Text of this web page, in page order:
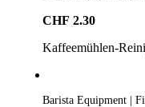
CHF 2.30
Kaffeemühlen-
Barista Equipment |